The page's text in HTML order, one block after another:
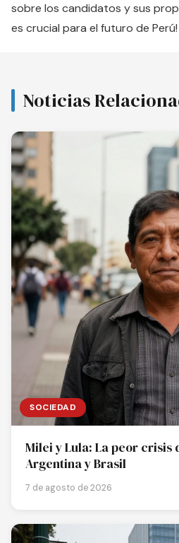
sobre los candidatos y sus
es crucial para el futuro de Perú!
Noticias
SOCIEDAD
Milei y Lula: La peor
Argentina y Brasil
7 de agosto de 2026